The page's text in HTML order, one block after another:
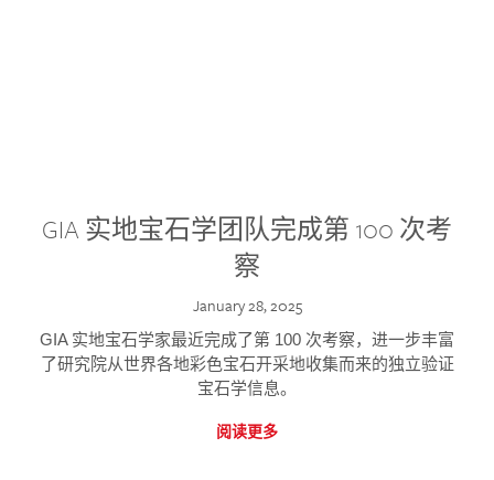
GIA 实地宝石学团队完成第 100 次考
察
January 28, 2025
GIA 实地宝石学家最近完成了第 100 次考察，进一步丰富
了研究院从世界各地彩色宝石开采地收集而来的独立验证
宝石学信息。
阅读更多